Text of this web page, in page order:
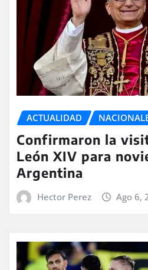
ACTUALIDAD
Confirmaron la
León XIV para
Argentina
Hector Perez Ago 6,